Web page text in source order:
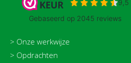
> Onze werkwijze
> Opdrachten